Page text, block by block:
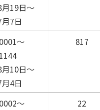
19日～
7日
～
10日～
4日
817
～
22